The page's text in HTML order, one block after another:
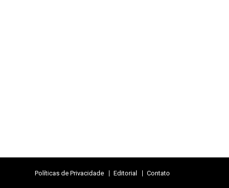
Políticas de Privacidade Editorial Contato